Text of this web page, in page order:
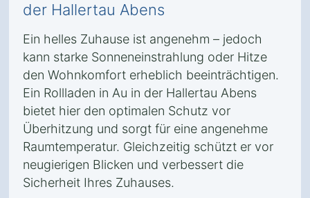
der Hallertau Abens
Ein helles Zuhause ist angenehm – jedoch
kann starke Sonneneinstrahlung oder Hitze
den Wohnkomfort erheblich beeinträchtigen.
Ein Rollladen in Au in der Hallertau Abens
bietet hier den optimalen Schutz vor
Überhitzung und sorgt für eine angenehme
Raumtemperatur. Gleichzeitig schützt er vor
neugierigen Blicken und verbessert die
Sicherheit Ihres Zuhauses.